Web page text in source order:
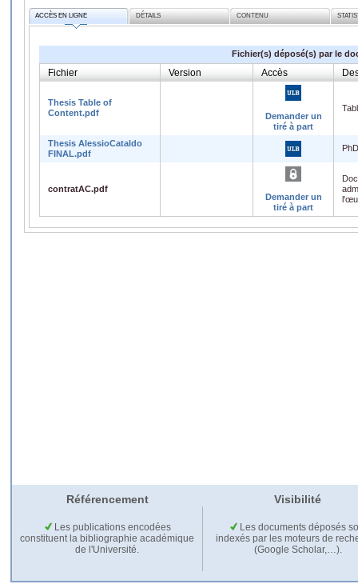
ACCÈS EN LIGNE DÉTAILS CONTENU
Fichier(s) déposé(s) par le
Fichier Version Accès
Thesis Table of
Content.pdf
Demander un
tiré à part
Thesis AlessioCataldo
FINAL.pdf
contratAC.pdf
Demander un
tiré à part
Référencement Visibilité
Les publications encodées
constituent la bibliographie académique
de l'Université.
Les documents déposés
indexés par les moteurs de
(Google Scholar,…).